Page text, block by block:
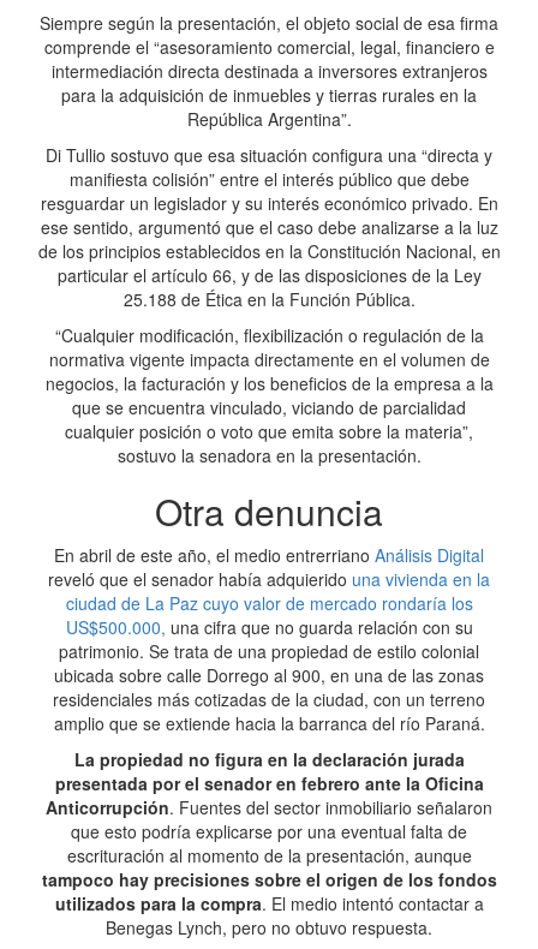
Siempre según la presentación, el objeto social de esa firma
comprende el “asesoramiento comercial, legal, financiero e
intermediación directa destinada a inversores extranjeros
para la adquisición de inmuebles y tierras rurales en la
República Argentina”.
Di Tullio sostuvo que esa situación configura una “directa y
manifiesta colisión” entre el interés público que debe
resguardar un legislador y su interés económico privado. En
ese sentido, argumentó que el caso debe analizarse a la luz
de los principios establecidos en la Constitución Nacional, en
particular el artículo 66, y de las disposiciones de la Ley
25.188 de Ética en la Función Pública.
“Cualquier modificación, flexibilización o regulación de la
normativa vigente impacta directamente en el volumen de
negocios, la facturación y los beneficios de la empresa a la
que se encuentra vinculado, viciando de parcialidad
cualquier posición o voto que emita sobre la materia”,
sostuvo la senadora en la presentación.
Otra denuncia
En abril de este año, el medio entrerriano Análisis Digital
reveló que el senador había adquierido una vivienda en la
ciudad de La Paz cuyo valor de mercado rondaría los
US$500.000, una cifra que no guarda relación con su
patrimonio. Se trata de una propiedad de estilo colonial
ubicada sobre calle Dorrego al 900, en una de las zonas
residenciales más cotizadas de la ciudad, con un terreno
amplio que se extiende hacia la barranca del río Paraná.
La propiedad no figura en la declaración jurada
presentada por el senador en febrero ante la Oficina
Anticorrupción. Fuentes del sector inmobiliario señalaron
que esto podría explicarse por una eventual falta de
escrituración al momento de la presentación, aunque
tampoco hay precisiones sobre el origen de los fondos
utilizados para la compra. El medio intentó contactar a
Benegas Lynch, pero no obtuvo respuesta.